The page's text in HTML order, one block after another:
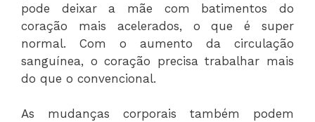
pode deixar a mãe com batimentos do
coração mais acelerados, o que é super
normal. Com o aumento da circulação
sanguínea, o coração precisa trabalhar mais
do que o convencional.
As mudanças corporais também podem